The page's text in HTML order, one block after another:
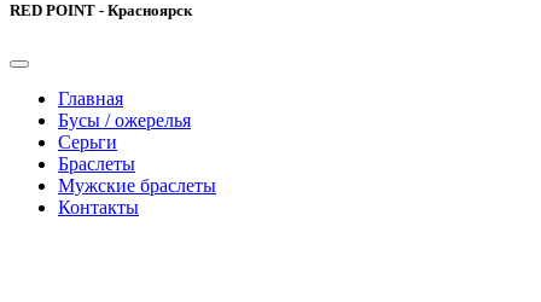
RED POINT - Красноярск
Главная
Бусы / ожерелья
Серьги
Браслеты
Мужские браслеты
Контакты